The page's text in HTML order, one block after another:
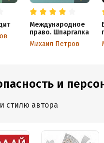
Международное
право. Шпаргалка
Михаил Петров
и
стилю автора